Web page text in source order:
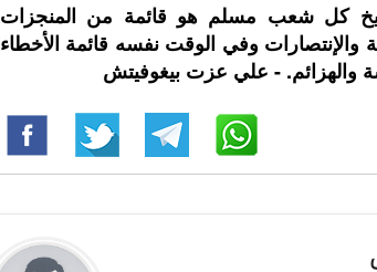
كل شعب مسلم هو قائمة من المنجزات
والإنتصارات وفي الوقت نفسه قائمة الأخطاء
والهزائم. - علي عزت بيغوفيتش